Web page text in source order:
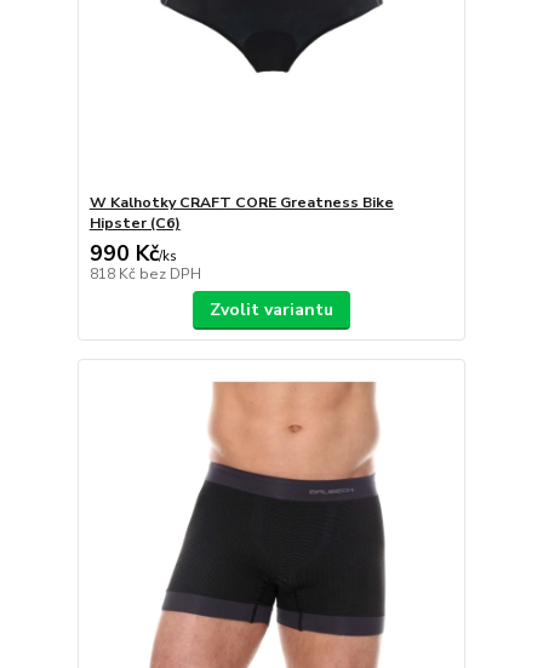
W Kalhotky CRAFT CORE Greatness Bike
Hipster (C6)
990 Kč/ks
818 Kč bez DPH
Zvolit variantu